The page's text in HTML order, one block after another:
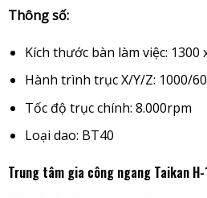
Thông số:
Kích thước bàn làm việc: 1300
Hành trình trục X/Y/Z: 1000/
Tốc độ trục chính: 8.000rpm
Loại dao: BT40
Trung tâm gia công ngang Taikan